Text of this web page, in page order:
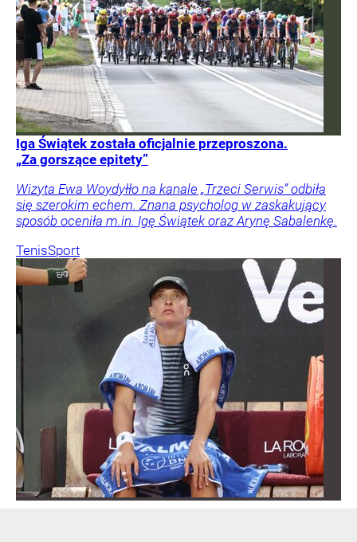
Iga Świątek została oficjalnie przeproszona.
„Za gorszące epitety”
Wizyta Ewa Woydyłło na kanale „Trzeci Serwis” odbiła
się szerokim echem. Znana psycholog w zaskakujący
sposób oceniła m.in. Igę Świątek oraz Arynę Sabalenkę.
TenisSport